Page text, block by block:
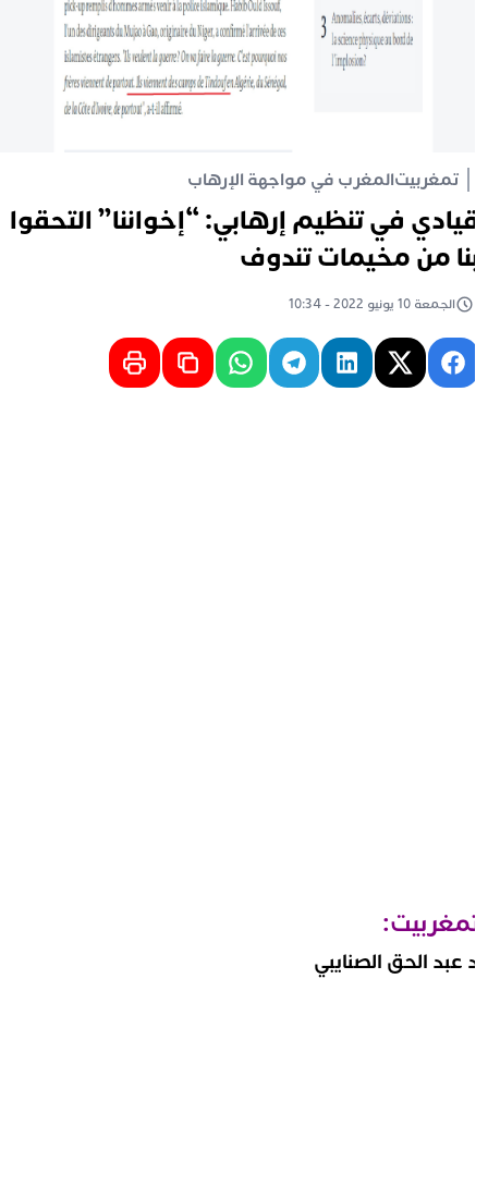
تمغربيتالمغرب في مواجهة الإرهاب
في تنظيم إرهابي: “إخواننا” التحقوا
من مخيمات تندوف
الجمعة 10 يونيو 2022 - 10:34
عبد الحق الصنايبي